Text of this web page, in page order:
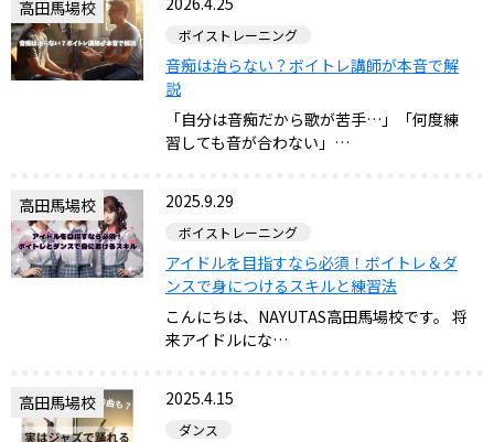
高田馬場校
ボイストレーニング
音痴は治らない？ボイトレ講師が本音で解
説
「自分は音痴だから歌が苦手…」「何度練
習しても音が合わない」…
高田馬場校 2025.9.29
ボイストレーニング
アイドルを目指すなら必須！ボイトレ＆ダ
ンスで身につけるスキルと練習法
こんにちは、NAYUTAS高田馬場校です。 将
来アイドルにな…
高田馬場校 2025.4.15
ダンス